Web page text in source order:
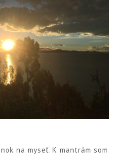
na myseľ. K mantrám som